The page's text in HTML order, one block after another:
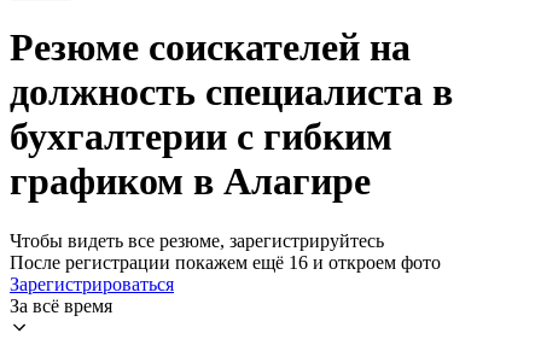
Резюме соискателей на
должность специалиста в
бухгалтерии с гибким
графиком в Алагире
Чтобы видеть все резюме, зарегистрируйтесь
После регистрации покажем ещё 16 и откроем фото
Зарегистрироваться
За всё время